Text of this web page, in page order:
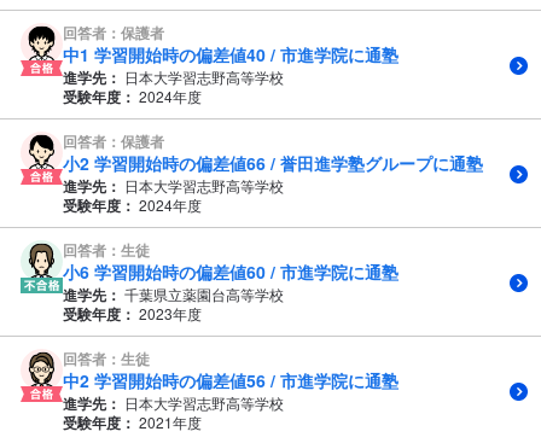
回答者：保護者
中1 学習開始時の偏差値40 / 市進学院に通塾
進学先： 日本大学習志野高等学校
受験年度： 2024年度
回答者：保護者
小2 学習開始時の偏差値66 / 誉田進学塾グループに通塾
進学先： 日本大学習志野高等学校
受験年度： 2024年度
回答者：生徒
小6 学習開始時の偏差値60 / 市進学院に通塾
進学先： 千葉県立薬園台高等学校
受験年度： 2023年度
回答者：生徒
中2 学習開始時の偏差値56 / 市進学院に通塾
進学先： 日本大学習志野高等学校
受験年度： 2021年度